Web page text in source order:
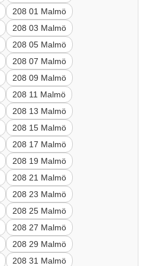
208 01 Malmö
208 03 Malmö
208 05 Malmö
208 07 Malmö
208 09 Malmö
208 11 Malmö
208 13 Malmö
208 15 Malmö
208 17 Malmö
208 19 Malmö
208 21 Malmö
208 23 Malmö
208 25 Malmö
208 27 Malmö
208 29 Malmö
208 31 Malmö